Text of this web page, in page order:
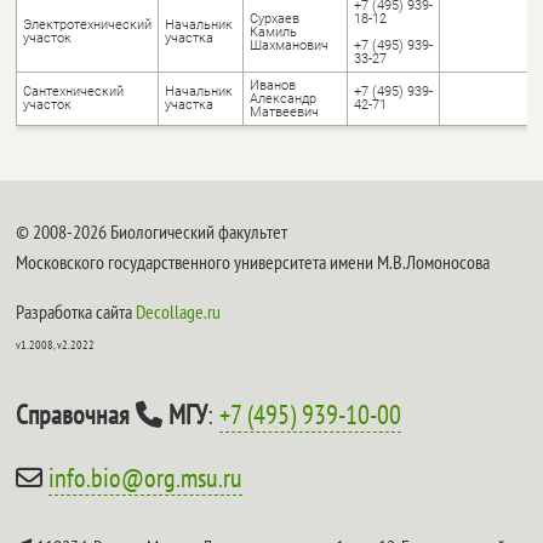
Электротехнический
участок
Начальник
участка
Сурхаев
Камиль
Шахманович
+7 (495) 939-
18-12
+7 (495) 939-
33-27
Cантехнический
участок
Начальник
участка
Иванов
Александр
Матвеевич
+7 (495) 939-
42-71
© 2008-2026 Биологический факультет
Московского государственного университета имени М.В.Ломоносова
Разработка сайта Decollage.ru
v1.2008, v2.2022
Справочная МГУ:+7 (495) 939-10-00
info.bio@org.msu.ru